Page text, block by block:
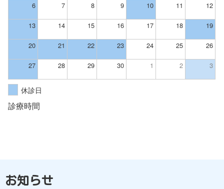
6 7 8 9 10 11 12
13 14 15 16 17 18 19
20 21 22 23 24 25 26
27 28 29 30 1 2 3
休診日
診療時間
お知らせ